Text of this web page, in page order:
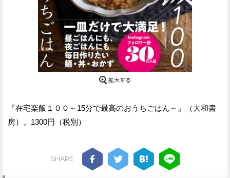
『在宅楽飯１００～15分で最高のおうちごはん～』（大和書
房）。1300円（税別）
SHARE